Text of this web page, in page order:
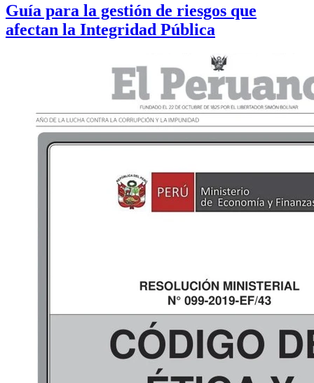
Guía para la gestión de riesgos que
afectan la Integridad Pública